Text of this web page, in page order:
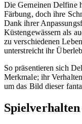
Die Gemeinen Delfine
Färbung, doch ihre
Dank ihrer
Küstengewässern als
zu verschiedenen
unterstreicht ihr
So präsentieren sich
Merkmale; ihr
um das Bild dieser